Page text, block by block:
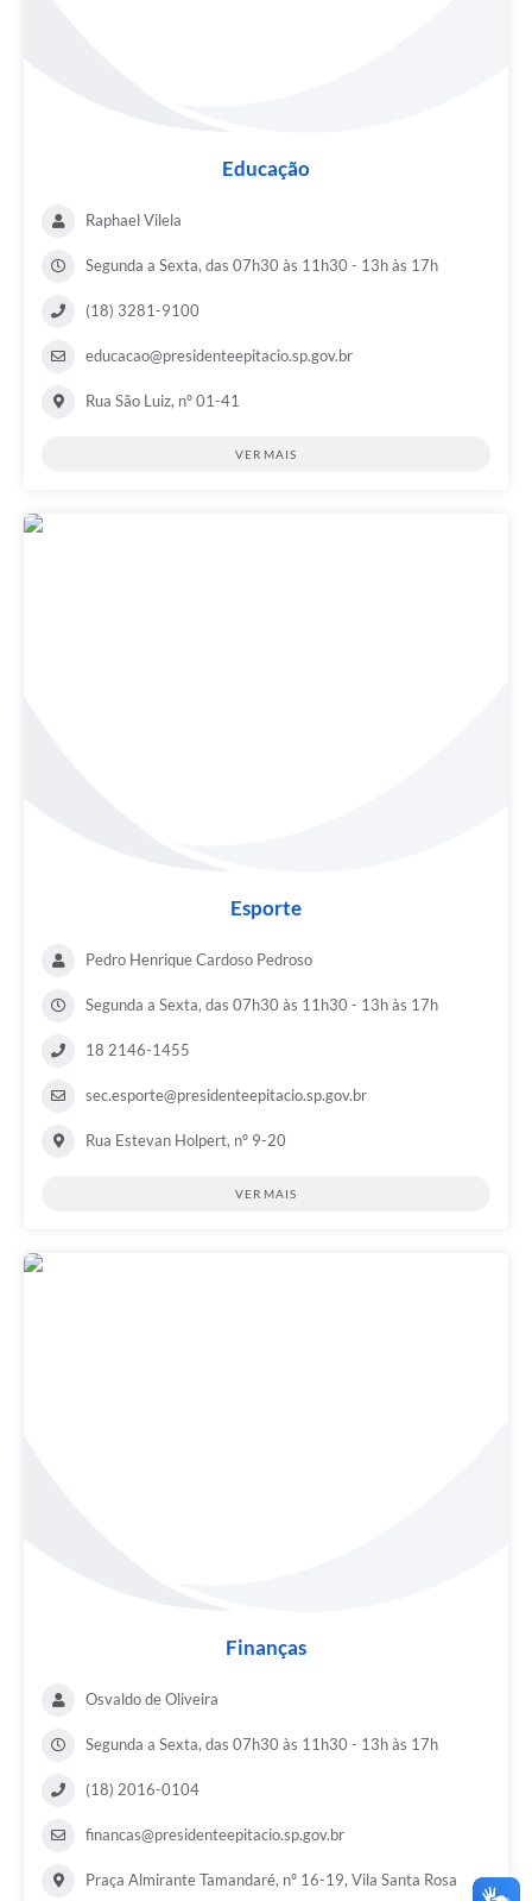
Educação
Raphael Vilela
Segunda a Sexta, das 07h30 às 11h30 - 13h às 17h
(18) 3281-9100
educacao@presidenteepitacio.sp.gov.br
Rua São Luiz, nº 01-41
VER MAIS
Esporte
Pedro Henrique Cardoso Pedroso
Segunda a Sexta, das 07h30 às 11h30 - 13h às 17h
18 2146-1455
sec.esporte@presidenteepitacio.sp.gov.br
Rua Estevan Holpert, nº 9-20
VER MAIS
Finanças
Osvaldo de Oliveira
Segunda a Sexta, das 07h30 às 11h30 - 13h às 17h
(18) 2016-0104
financas@presidenteepitacio.sp.gov.br
Praça Almirante Tamandaré, nº 16-19, Vila Santa Rosa